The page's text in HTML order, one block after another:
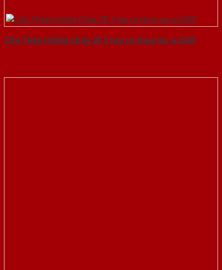
Cửa Thép Chống Cháy 2P 2 tay co thuy luc-a-SGD